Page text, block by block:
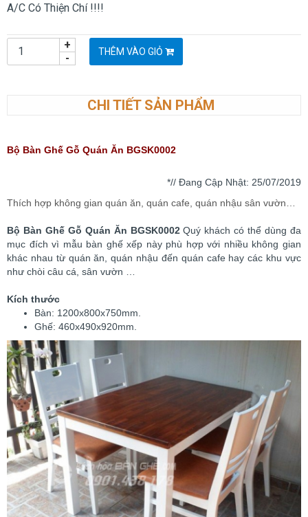
A/C Có Thiện Chí !!!!
-
+ THÊM VÀO GIỎ
CHI TIẾT SẢN PHẨM
Bộ Bàn Ghế Gỗ Quán Ăn BGSK0002
*// Đang Cập Nhật: 25/07/2019
Thích hợp không gian quán ăn, quán cafe, quán nhậu sân vườn…
Bộ Bàn Ghế Gỗ Quán Ăn BGSK0002Quý khách có thể dùng đa
mục đích vì mẫu bàn ghế xếp này phù hợp với nhiều không gian
khác nhau từ quán ăn, quán nhậu đến quán cafe hay các khu vực
như chòi câu cá, sân vườn …
Kích thước
Bàn: 1200x800x750mm.
Ghế: 460x490x920mm.